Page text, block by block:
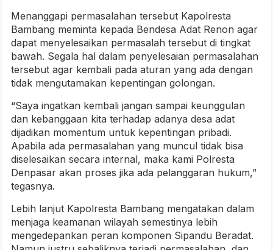
Menanggapi permasalahan tersebut Kapolresta
Bambang meminta kepada Bendesa Adat Renon agar
dapat menyelesaikan permasalah tersebut di tingkat
bawah. Segala hal dalam penyelesaian permasalahan
tersebut agar kembali pada aturan yang ada dengan
tidak mengutamakan kepentingan golongan.
“Saya ingatkan kembali jangan sampai keunggulan
dan kebanggaan kita terhadap adanya desa adat
dijadikan momentum untuk kepentingan pribadi.
Apabila ada permasalahan yang muncul tidak bisa
diselesaikan secara internal, maka kami Polresta
Denpasar akan proses jika ada pelanggaran hukum,”
tegasnya.
Lebih lanjut Kapolresta Bambang mengatakan dalam
menjaga keamanan wilayah semestinya lebih
mengedepankan peran komponen Sipandu Beradat.